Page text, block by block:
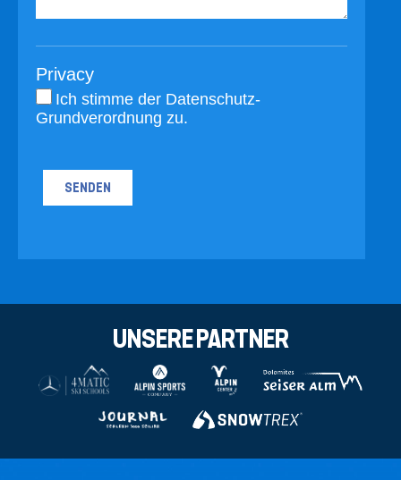
Privacy
Ich stimme der Datenschutz-
Grundverordnung zu.
UNSERE PARTNER